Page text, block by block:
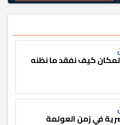
كيف نفقد ما نظنه
في زمن العولمة